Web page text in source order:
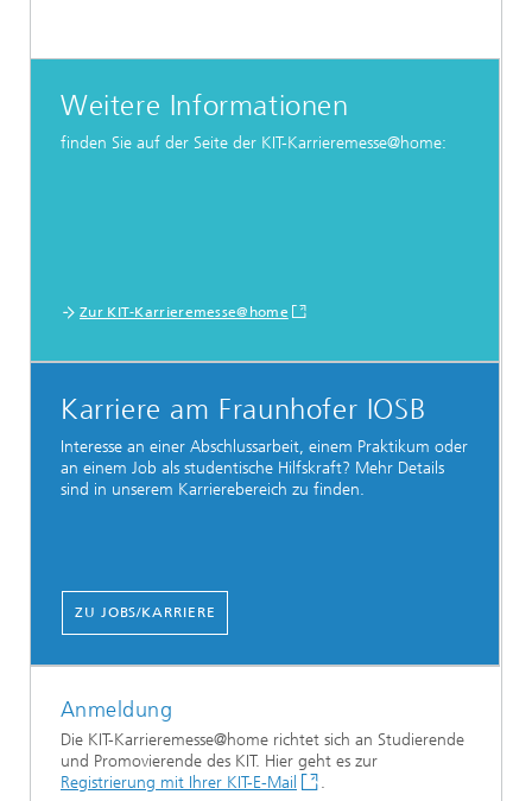
Weitere Informationen
finden Sie auf der Seite der KIT-Karrieremesse@home:
Zur KIT-Karrieremesse@home
Karriere am Fraunhofer IOSB
Interesse an einer Abschlussarbeit, einem Praktikum oder
an einem Job als studentische Hilfskraft? Mehr Details
sind in unserem Karrierebereich zu finden.
ZU JOBS/KARRIERE
Anmeldung
Die KIT-Karrieremesse@home richtet sich an Studierende
und Promovierende des KIT. Hier geht es zur
Registrierung mit Ihrer KIT-E-Mail
.